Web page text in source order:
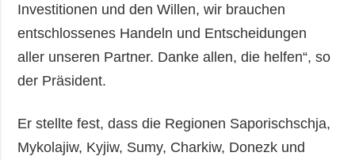
Investitionen und den Willen, wir brauchen
entschlossenes Handeln und Entscheidungen
aller unseren Partner. Danke allen, die helfen“, so
der Präsident.
Er stellte fest, dass die Regionen Saporischschja,
Mykolajiw, Kyjiw, Sumy, Charkiw, Donezk und